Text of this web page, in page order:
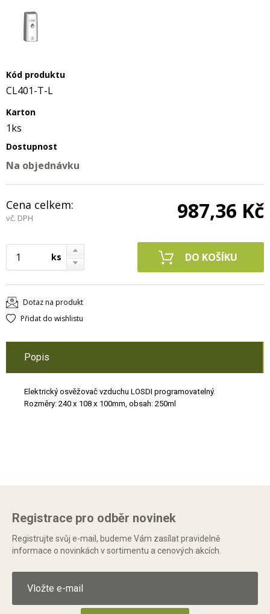
Kód produktu
CL401-T-L
Karton
1ks
Dostupnost
Na objednávku
Cena celkem:
vč. DPH 987,36 Kč
ks
Dotaz na produkt
Přidat do wishlistu
Popis
Elektrický osvěžovač vzduchu LOSDI programovatelný.
Rozměry: 240 x 108 x 100mm, obsah: 250ml
Registrace pro odběr novinek
Registrujte svůj e-mail, budeme Vám zasílat pravidelně
informace o novinkách v sortimentu a cenových akcích.